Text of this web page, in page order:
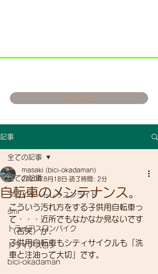
お問い合わせ
記事
全ての記事
プライベートレッスンライド
smr
トライアスロンバイク
トライアスロン
bici-okadaman
全ての記事
自転車のメンテナンス。
masaki (bici-okadaman)
2020年8月18日 読了時間: 2分
こういう汚れ方をする子供用自転車っ
て・・・近所でもなかなか見ないです
（苦笑）が、
子供用自転車もシティサイクルも「洗
車と注油って大切」です。